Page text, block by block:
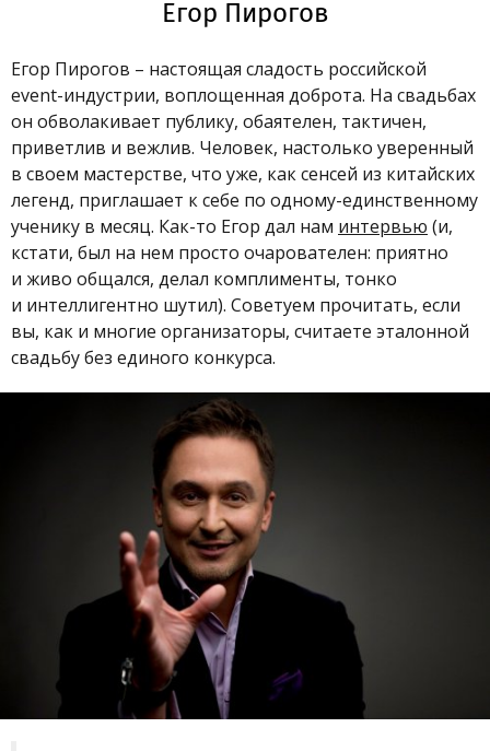
Егор Пирогов
Егор Пирогов – настоящая сладость российской
event-индустрии, воплощенная доброта. На свадьбах
он обволакивает публику, обаятелен, тактичен,
приветлив и вежлив. Человек, настолько уверенный
в своем мастерстве, что уже, как сенсей из китайских
легенд, приглашает к себе по одному-единственному
ученику в месяц. Как-то Егор дал нам интервью (и,
кстати, был на нем просто очарователен: приятно
и живо общался, делал комплименты, тонко
и интеллигентно шутил). Советуем прочитать, если
вы, как и многие организаторы, считаете эталонной
свадьбу без единого конкурса.